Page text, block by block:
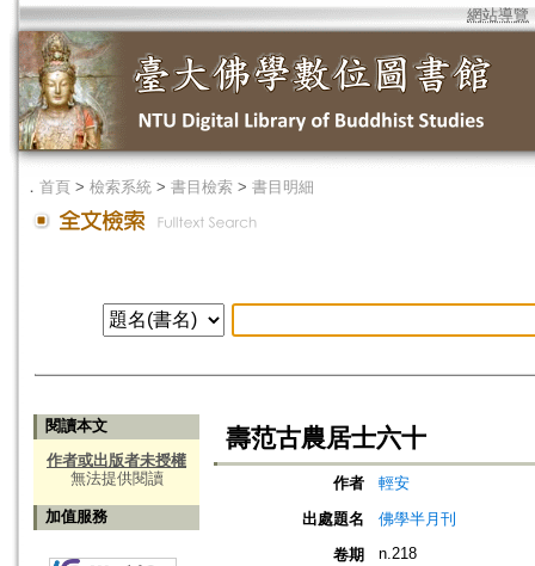
網站導覽
． 首頁 > 檢索系統 > 書目檢索 > 書目明細
閱讀本文
作者或出版者未授權
無法提供閱讀
加值服務
壽范古農居士六十
作者
輕安
出處題名
佛學半月刊
卷期
n.218